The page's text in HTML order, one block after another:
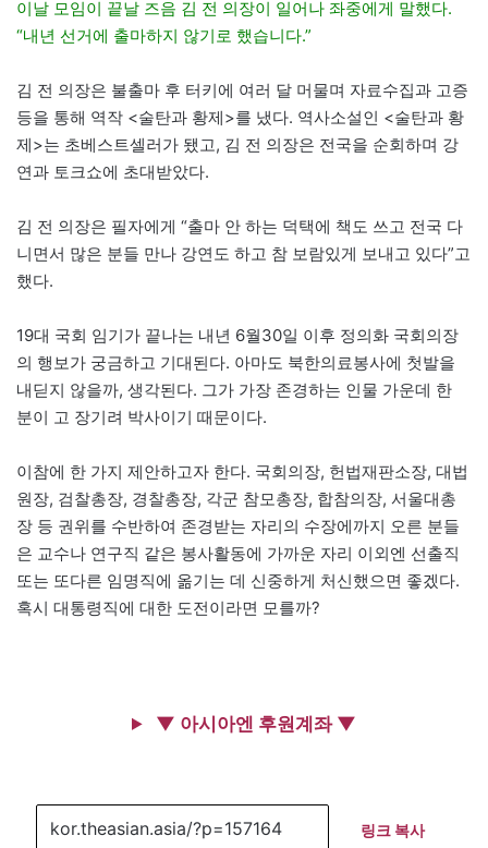
이날 모임이 끝날 즈음 김 전 의장이 일어나 좌중에게 말했다.
“내년 선거에 출마하지 않기로 했습니다.”
김 전 의장은 불출마 후 터키에 여러 달 머물며 자료수집과 고증
등을 통해 역작 <술탄과 황제>를 냈다. 역사소설인 <술탄과 황
제>는 초베스트셀러가 됐고, 김 전 의장은 전국을 순회하며 강
연과 토크쇼에 초대받았다.
김 전 의장은 필자에게 “출마 안 하는 덕택에 책도 쓰고 전국 다
니면서 많은 분들 만나 강연도 하고 참 보람있게 보내고 있다”고
했다.
19대 국회 임기가 끝나는 내년 6월30일 이후 정의화 국회의장
의 행보가 궁금하고 기대된다. 아마도 북한의료봉사에 첫발을
내딛지 않을까, 생각된다. 그가 가장 존경하는 인물 가운데 한
분이 고 장기려 박사이기 때문이다.
이참에 한 가지 제안하고자 한다. 국회의장, 헌법재판소장, 대법
원장, 검찰총장, 경찰총장, 각군 참모총장, 합참의장, 서울대총
장 등 권위를 수반하여 존경받는 자리의 수장에까지 오른 분들
은 교수나 연구직 같은 봉사활동에 가까운 자리 이외엔 선출직
또는 또다른 임명직에 옮기는 데 신중하게 처신했으면 좋겠다.
혹시 대통령직에 대한 도전이라면 모를까?
▼ 아시아엔 후원계좌 ▼
링크 복사